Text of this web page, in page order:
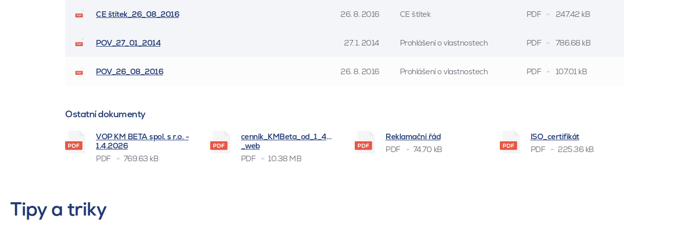
CE štítek_26_08_2016 26. 8. 2016 CE štítek PDF 247.42 kB
POV_27_01_2014 27. 1. 2014 Prohlášení o vlastnostech PDF 786.68 kB
POV_26_08_2016 26. 8. 2016 Prohlášení o vlastnostech PDF 107.01 kB
Ostatní dokumenty
VOP KM BETA spol. s r.o. -
1.4.2026
PDF
769.63 kB
cenník_KMBeta_od_1_4_2026
_web
PDF
10.38 MB
Reklamační řád
PDF
74.70 kB
ISO_certifikát
PDF
225.36 kB
Tipy a triky